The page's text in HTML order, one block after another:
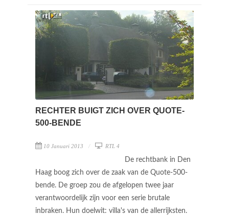
RECHTER BUIGT ZICH OVER QUOTE-
500-BENDE
10 Januari 2013 RTL 4
De rechtbank in Den
Haag boog zich over de zaak van de Quote-500-
bende. De groep zou de afgelopen twee jaar
verantwoordelijk zijn voor een serie brutale
inbraken. Hun doelwit: villa's van de allerrijksten.